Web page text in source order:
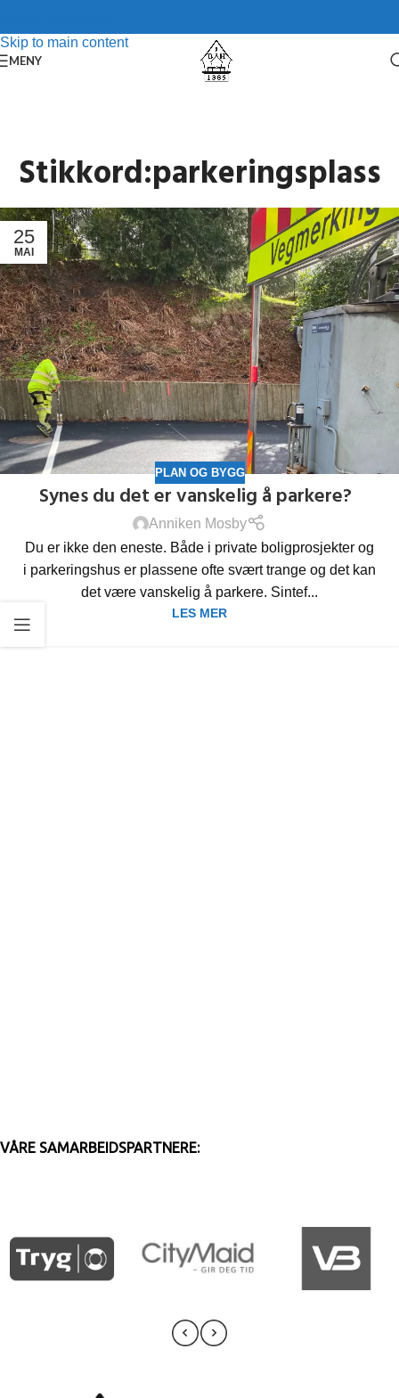
Skip to main content
MENY
Stikkord:parkeringsplass
25
MAI
PLAN OG BYGG
Synes du det er vanskelig å parkere?
Anniken Mosby
Du er ikke den eneste. Både i private boligprosjekter og
i parkeringshus er plassene ofte svært trange og det kan
det være vanskelig å parkere. Sintef...
LES MER
VÅRE SAMARBEIDSPARTNERE: